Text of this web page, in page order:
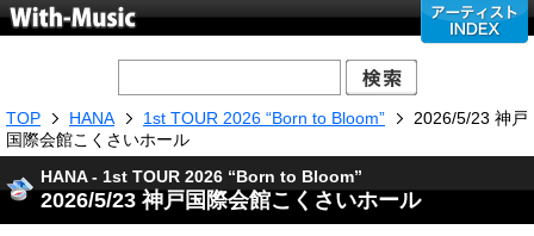
TOP HANA 1st TOUR 2026 “Born to Bloom”
2026/5/23 神戸
国際会館こくさいホール
HANA - 1st TOUR 2026 “Born to Bloom”
2026/5/23 神戸国際会館こくさいホール